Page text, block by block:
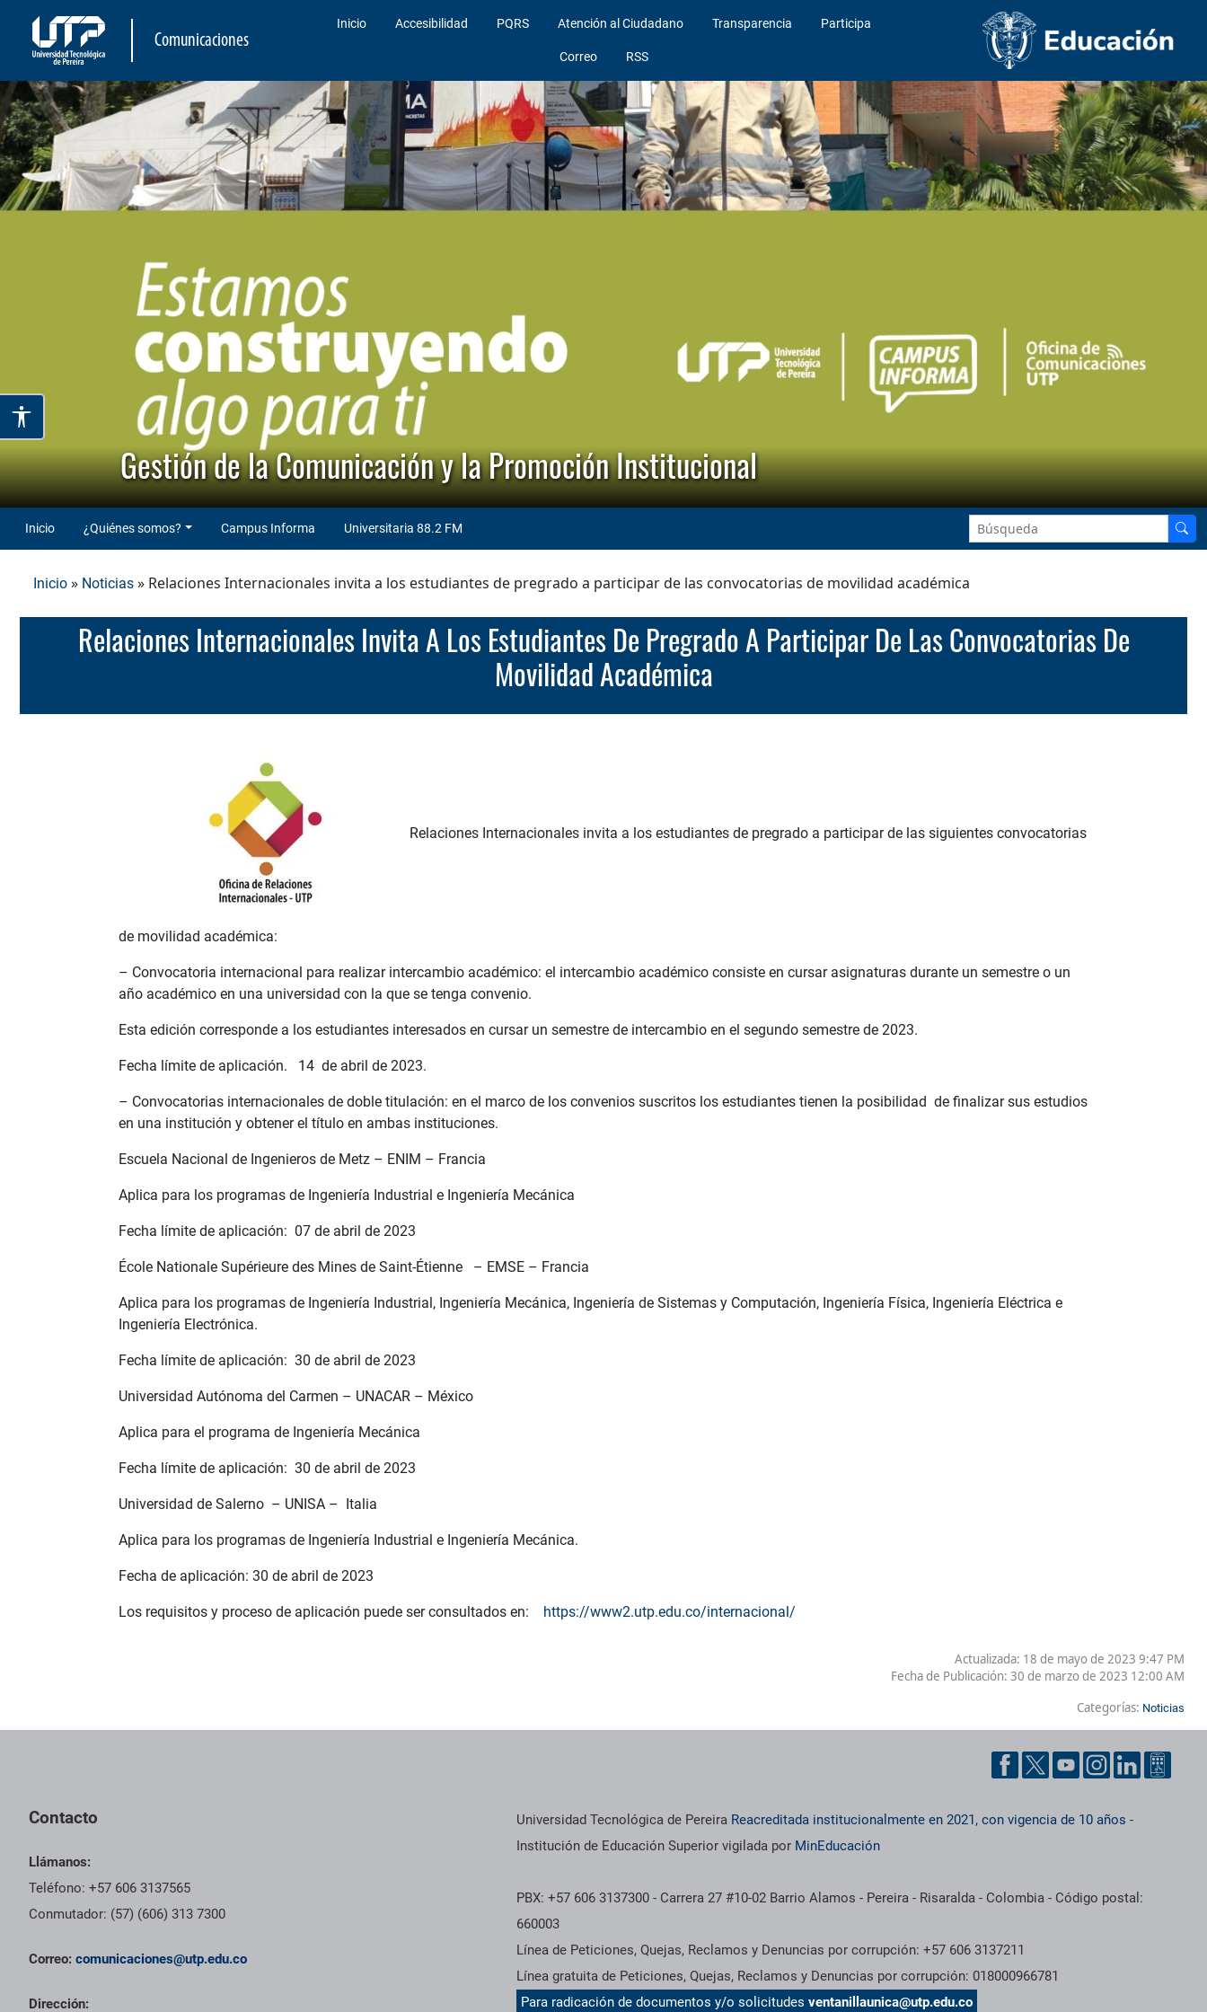
Comunicaciones
Inicio Accesibilidad PQRS Atención al Ciudadano Transparencia Participa
Correo RSS
Gestión de la Comunicación y la Promoción Institucional
Inicio ¿Quiénes somos? Campus Informa Universitaria 88.2 FM
Inicio » Noticias » Relaciones Internacionales invita a los estudiantes de pregrado a participar de las convocatorias de movilidad académica
Relaciones Internacionales Invita A Los Estudiantes De Pregrado A Participar De Las Convocatorias De
Movilidad Académica
Relaciones Internacionales invita a los estudiantes de pregrado a participar de las siguientes convocatorias
de movilidad académica:
– Convocatoria internacional para realizar intercambio académico: el intercambio académico consiste en cursar asignaturas durante un semestre o un
año académico en una universidad con la que se tenga convenio.
Esta edición corresponde a los estudiantes interesados en cursar un semestre de intercambio en el segundo semestre de 2023.
Fecha límite de aplicación. 14 de abril de 2023.
– Convocatorias internacionales de doble titulación: en el marco de los convenios suscritos los estudiantes tienen la posibilidad de finalizar sus estudios
en una institución y obtener el título en ambas instituciones.
Escuela Nacional de Ingenieros de Metz – ENIM – Francia
Aplica para los programas de Ingeniería Industrial e Ingeniería Mecánica
Fecha límite de aplicación: 07 de abril de 2023
École Nationale Supérieure des Mines de Saint-Étienne – EMSE – Francia
Aplica para los programas de Ingeniería Industrial, Ingeniería Mecánica, Ingeniería de Sistemas y Computación, Ingeniería Física, Ingeniería Eléctrica e
Ingeniería Electrónica.
Fecha límite de aplicación: 30 de abril de 2023
Universidad Autónoma del Carmen – UNACAR – México
Aplica para el programa de Ingeniería Mecánica
Fecha límite de aplicación: 30 de abril de 2023
Universidad de Salerno – UNISA – Italia
Aplica para los programas de Ingeniería Industrial e Ingeniería Mecánica.
Fecha de aplicación: 30 de abril de 2023
Los requisitos y proceso de aplicación puede ser consultados en: https://www2.utp.edu.co/internacional/
Actualizada: 18 de mayo de 2023 9:47 PM
Fecha de Publicación: 30 de marzo de 2023 12:00 AM
Categorías: Noticias
Contacto
Llámanos:
Teléfono: +57 606 3137565
Conmutador: (57) (606) 313 7300
Correo: comunicaciones@utp.edu.co
Dirección:
Universidad Tecnológica de Pereira Reacreditada institucionalmente en 2021, con vigencia de 10 años -
Institución de Educación Superior vigilada por MinEducación
PBX: +57 606 3137300 - Carrera 27 #10-02 Barrio Alamos - Pereira - Risaralda - Colombia - Código postal:
660003
Línea de Peticiones, Quejas, Reclamos y Denuncias por corrupción: +57 606 3137211
Línea gratuita de Peticiones, Quejas, Reclamos y Denuncias por corrupción: 018000966781
Para radicación de documentos y/o solicitudesventanillaunica@utp.edu.co